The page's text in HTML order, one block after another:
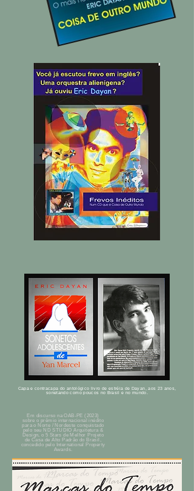
Capa e contracapa do antológico livro de estréia de Dayan, aos 23 anos,
sonetando como poucos no Brasil e no mundo.
Em discurso na OAB-PE (2023)
sobre o prêmio internacional inédito
para o Norte / Nordeste conquistado
pelo seu ND STUDIO Arquitetura &
Design, o 5 Stars de Melhor Projeto
de Casa de Alto Padrão do Brasil,
concedido pelo International Property
Awards.